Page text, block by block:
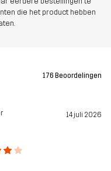
die het product hebben
176 Beoordelingen
14 juli 2026